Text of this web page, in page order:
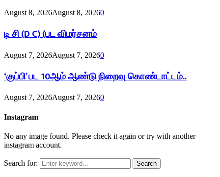
August 8, 2026August 8, 20260
டி சி (D C) (பட விமர்சனம்
August 7, 2026August 7, 20260
‘குப்பி’ பட 10ஆம் ஆண்டு நிறைவு கொண்டாட்டம்..
August 7, 2026August 7, 20260
Instagram
No any image found. Please check it again or try with another
instagram account.
Search for: Search